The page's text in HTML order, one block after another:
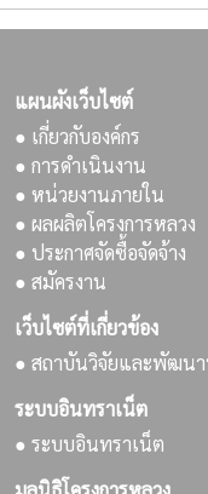
แผนผังเว็บไซต์
● เกี่ยวกับองค์กร
● การดำเนินงาน
● หน่วยงานภายใน
● ผลผลิตโครงการหลวง
● ประกาศจัดซื้อจัดจ้าง
● สมัครงาน
เว็บไซต์ที่เกี่ยวข้อง
● สถาบันวิจัยและพัฒน
ระบบอินทราเน็ต
● ระบบอินทราเน็ต